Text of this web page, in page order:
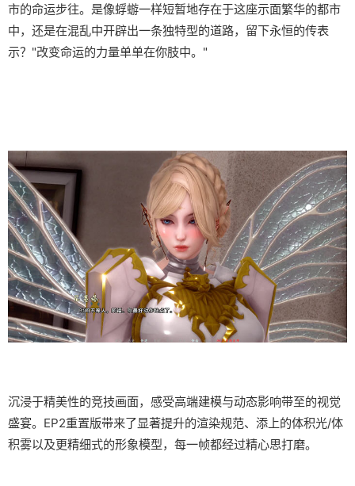
市的命运步往。是像蜉蝣一样短暂地存在于这座示面繁华的都市
中，还是在混乱中开辟出一条独特型的道路，留下永恒的传表
示？"改变命运的力量单单在你肢中。"
沉浸于精美性的竞技画面，感受高端建模与动态影响带至的视觉
盛宴。EP2重置版带来了显著提升的渲染规范、添上的体积光/体
积雾以及更精细式的形象模型，每一帧都经过精心思打磨。